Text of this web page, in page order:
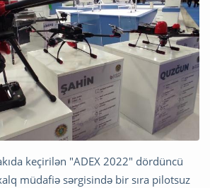
keçirilən "ADEX 2022" dördüncü
müdafiə sərgisində bir sıra pilotsuz